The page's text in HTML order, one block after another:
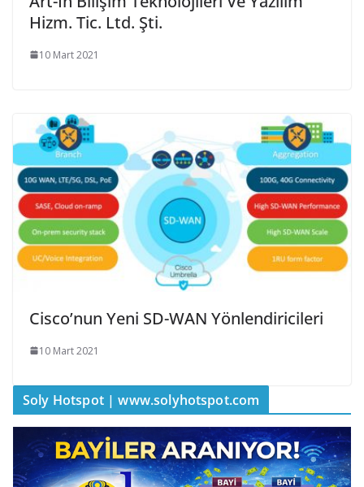
Hizm. Tic. Ltd. Şti.
10 Mart 2021
Cisco’nun Yeni SD-WAN Yönlendiricileri
10 Mart 2021
Soly Hotspot | www.solyhotspot.com